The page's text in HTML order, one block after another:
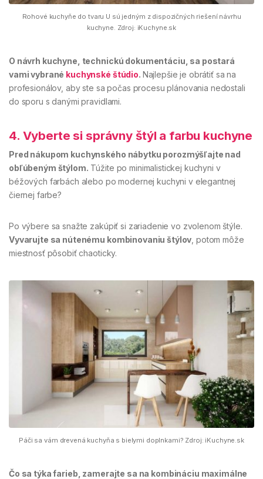
Rohové kuchyňe do tvaru U sú jedným z dispozičných riešení návrhu
kuchyne. Zdroj: iKuchyne.sk
O návrh kuchyne, technickú dokumentáciu, sa postará
vami vybrané kuchynské štúdio. Najlepšie je obrátiť sa na
profesionálov, aby ste sa počas procesu plánovania nedostali
do sporu s danými pravidlami.
4. Vyberte si správny štýl a farbu kuchyne
Pred nákupom kuchynského nábytku porozmýšľajte nad
obľúbeným štýlom. Túžite po minimalistickej kuchyni v
béžových farbách alebo po modernej kuchyni v elegantnej
čiernej farbe?
Po výbere sa snažte zakúpiť si zariadenie vo zvolenom štýle.
Vyvarujte sa nútenému kombinovaniu štýlov , potom môže
miestnosť pôsobiť chaoticky.
Páči sa vám drevená kuchyňa s bielymi doplnkami? Zdroj: iKuchyne.sk
Čo sa týka farieb, zamerajte sa na kombináciu maximálne